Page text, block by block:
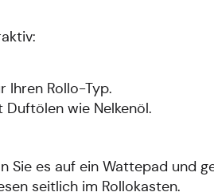
Ihren Rollo-Typ.
wie Nelkenöl.
Sie es auf ein Wattepad und
seitlich im Rollokasten.